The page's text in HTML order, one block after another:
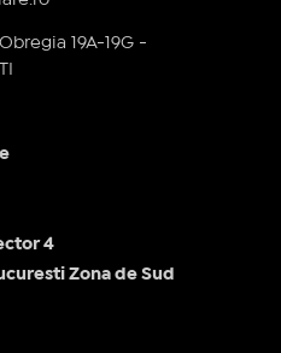
19A-19G -
4
Zona de Sud